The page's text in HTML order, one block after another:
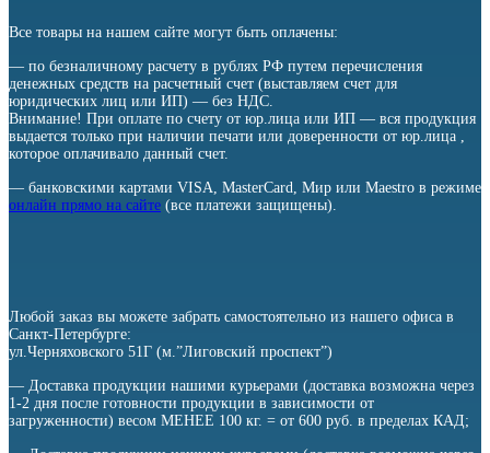
Все товары на нашем сайте могут быть оплачены:
— по безналичному расчету в рублях РФ путем перечисления
денежных средств на расчетный счет (выставляем счет для
юридических лиц или ИП) — без НДС.
Внимание! При оплате по счету от юр.лица или ИП — вся продукция
выдается только при наличии печати или доверенности от юр.лица ,
которое оплачивало данный счет.
— банковскими картами VISA, MasterCard, Мир или Maestro в режиме
онлайн прямо на сайте (все платежи защищены).
Любой заказ вы можете забрать самостоятельно из нашего офиса в
Санкт-Петербурге:
ул.Черняховского 51Г (м.”Лиговский проспект”)
— Доставка продукции нашими курьерами (доставка возможна через
1-2 дня после готовности продукции в зависимости от
загруженности) весом МЕНЕЕ 100 кг. = от 600 руб. в пределах КАД;